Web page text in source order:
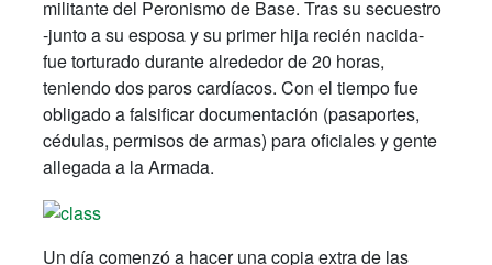
militante del Peronismo de Base. Tras su secuestro
-junto a su esposa y su primer hija recién nacida-
fue torturado durante alrededor de 20 horas,
teniendo dos paros cardíacos. Con el tiempo fue
obligado a falsificar documentación (pasaportes,
cédulas, permisos de armas) para oficiales y gente
allegada a la Armada.
Un día comenzó a hacer una copia extra de las